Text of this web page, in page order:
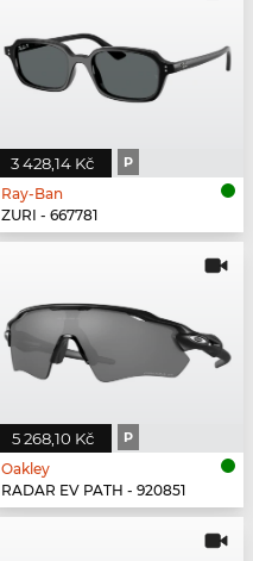
3 428,14 Kč P
Ray-Ban
ZURI - 667781
5 268,10 Kč P
Oakley
RADAR EV PATH - 920851